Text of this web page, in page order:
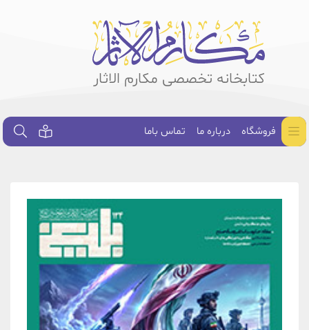
کتابخانه تخصصی مکارم الاثار
فروشگاه درباره ما تماس باما